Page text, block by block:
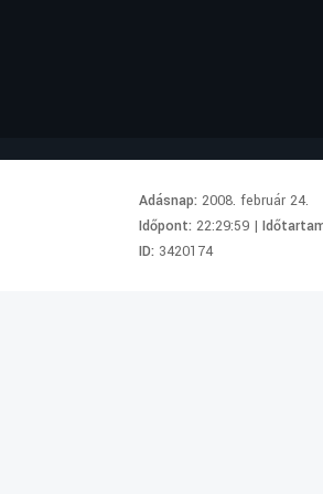
Adásnap:2008. február 24.
Időpont:22:29:59 |
ID: 3420174